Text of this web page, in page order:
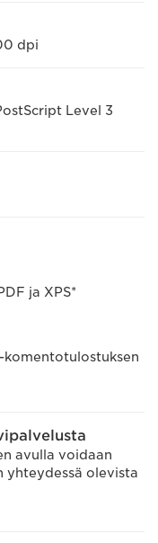
dpi
Level 3
ja XPS*
avulla voidaan
olevista